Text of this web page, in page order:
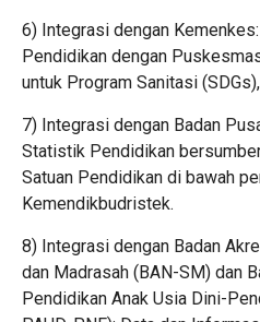
6) Integrasi dengan
Pendidikan dengan
untuk Program Sanitasi (SDGs),
7) Integrasi dengan Badan
Statistik Pendidikan
Satuan Pendidikan di bawah
Kemendikbudristek.
8) Integrasi dengan Badan
dan Madrasah (BAN-SM) dan
Pendidikan Anak Usia Dini-